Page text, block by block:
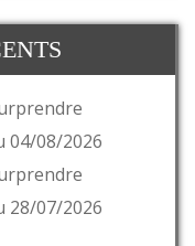
04/08/2026
28/07/2026